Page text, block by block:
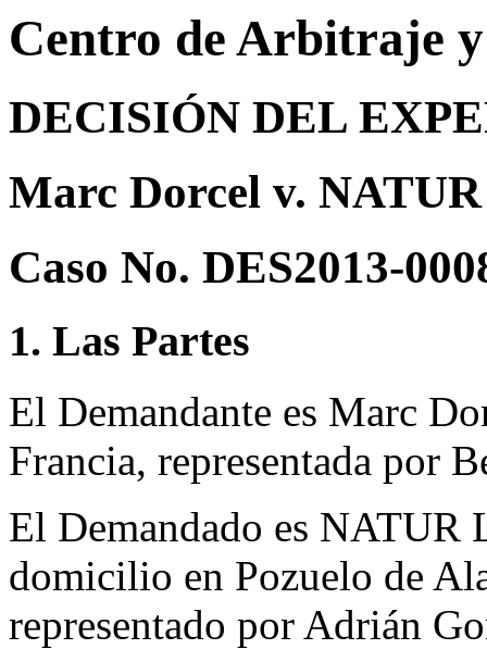
Centro de Arbitraje
DECISIÓN DEL
Marc Dorcel v.
Caso No. DES2013-
1. Las Partes
El Demandante es Marc
Francia, representada por
El Demandado es
domicilio en Pozuelo de
representado por Adrián